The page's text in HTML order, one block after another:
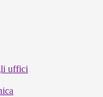
uffici